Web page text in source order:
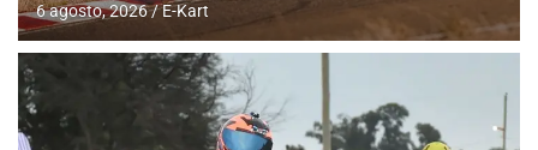
6 agosto, 2026 E-Kart